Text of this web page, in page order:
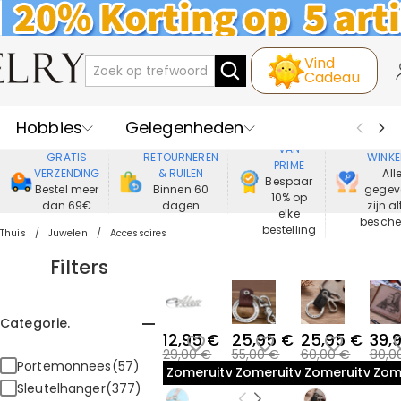
Vind
Cadeau
Hobbies
Gelegenheden
Recipienten
Best Verkochte
Nieuwe
Juwelen
Wonen&Leven
GRATIS
VERZENDING
Bestel meer
dan 69€
RETOURNEREN
& RUILEN
Binnen 60
dagen
VAN
PRIME
Bespaar
10% op
elke
bestelling
Alle
zijn
Thuis Juwelen Accessoires
Filters
Categorie.
Portemonnees(57)
Sleutelhanger(377)
12,95 €
29,00 €
Zomeruitverkoop
25,95 €
55,00 €
Zomeruitverkoop
25,95 €
60,00 €